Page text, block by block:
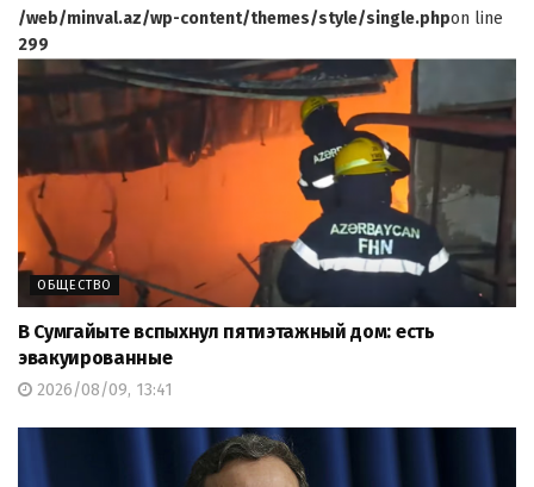
/web/minval.az/wp-content/themes/style/single.phpon line
299
ОБЩЕСТВО
В Сумгайыте вспыхнул пятиэтажный дом: есть
эвакуированные
2026/08/09, 13:41